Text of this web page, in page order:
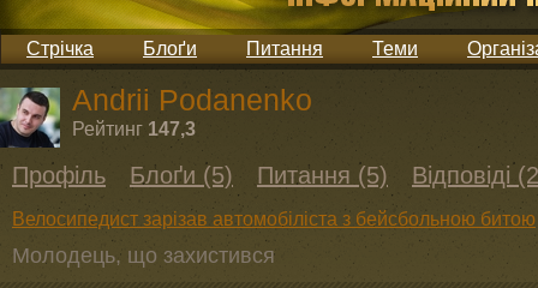
Стрічка Блоґи Питання Теми
Andrii Podanenko
Рейтинг 147,3
Профіль Блоґи (5) Питання (5) Відповіді
Велосипедист зарізав автомобіліста з бейсбольною битою
Молодець, що захистився